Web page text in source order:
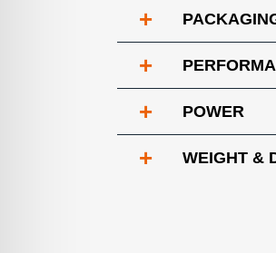
+
+
+ POWER
+ WEIGHT &